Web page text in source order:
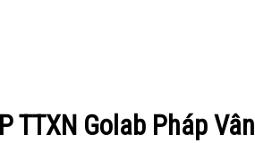
TTXN Golab Pháp Vân